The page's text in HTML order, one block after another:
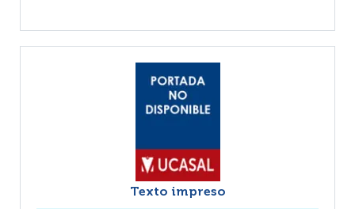
Texto impreso